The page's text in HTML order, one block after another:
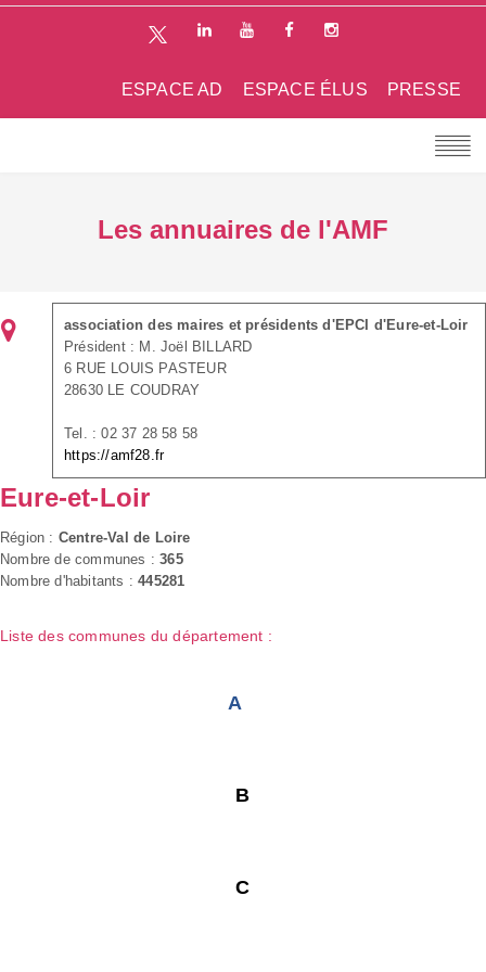
PRESSE
ESPACE ÉLUS
ESPACE AD
Les annuaires de l'AMF
association des maires et présidents d'EPCI d'Eure-et-Loir
Président : M. Joël BILLARD
6 RUE LOUIS PASTEUR
28630 LE COUDRAY
Tel. : 02 37 28 58 58
https://amf28.fr
Eure-et-Loir
Région : Centre-Val de Loire
Nombre de communes :365
Nombre d'habitants :445281
Liste des communes du département :
A
B
C